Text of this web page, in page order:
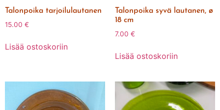
Talonpoika tarjoilulautanen
15.00 €
Lisää ostoskoriin
Talonpoika syvä lautanen, ø
18 cm
7.00 €
Lisää ostoskoriin